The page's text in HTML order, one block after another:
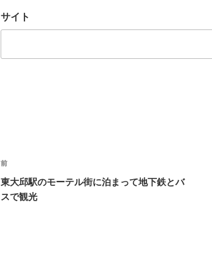
サイト
投
稿
ナ
前
の
投
前
東大邱駅のモーテル街に泊まって地下鉄とバ
スで観光